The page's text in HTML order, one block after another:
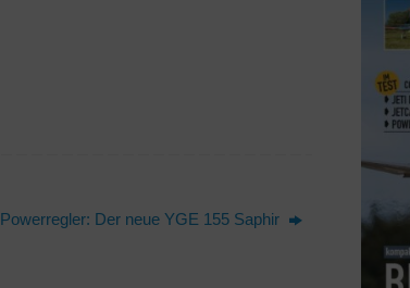
Powerregler: Der neue YGE 155 Saphir